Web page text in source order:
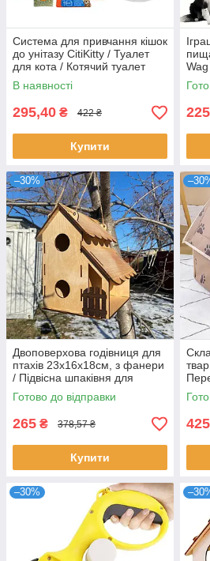
Система для привчання кішок
до унітазу CitiKitty / Туалет
для кота / Котячий туалет
В наявності
295,40 ₴ 422 ₴
Купити
–30%
Двоповерхова годівниця для
птахів 23х16х18см, з фанери
/ Підвісна шпаківня для
пташок / Двохрівнева
годівниця
Готово до відправки
265 ₴ 378,57 ₴
Купити
425
–30%